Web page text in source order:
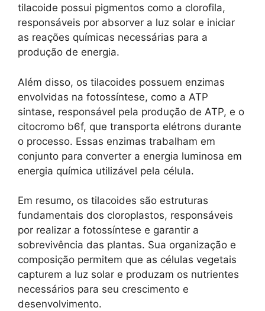
tilacoide possui pigmentos como a clorofila,
responsáveis por absorver a luz solar e iniciar
as reações químicas necessárias para a
produção de energia.
Além disso, os tilacoides possuem enzimas
envolvidas na fotossíntese, como a ATP
sintase, responsável pela produção de ATP, e o
citocromo b6f, que transporta elétrons durante
o processo. Essas enzimas trabalham em
conjunto para converter a energia luminosa em
energia química utilizável pela célula.
Em resumo, os tilacoides são estruturas
fundamentais dos cloroplastos, responsáveis
por realizar a fotossíntese e garantir a
sobrevivência das plantas. Sua organização e
composição permitem que as células vegetais
capturem a luz solar e produzam os nutrientes
necessários para seu crescimento e
desenvolvimento.